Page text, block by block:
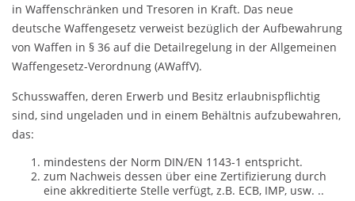
in Waffenschränken und Tresoren in Kraft. Das neue
deutsche Waffengesetz verweist bezüglich der Aufbewahrung
von Waffen in § 36 auf die Detailregelung in der Allgemeinen
Waffengesetz-Verordnung (AWaffV).
Schusswaffen, deren Erwerb und Besitz erlaubnispflichtig
sind, sind ungeladen und in einem Behältnis aufzubewahren,
das:
mindestens der Norm DIN/EN 1143-1 entspricht.
zum Nachweis dessen über eine Zertifizierung durch
eine akkreditierte Stelle verfügt, z.B. ECB, IMP, usw. ..